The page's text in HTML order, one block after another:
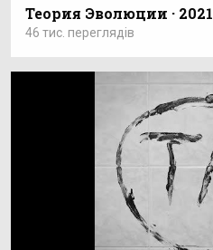
Теория Эволюции · 2021
46 тис. переглядів